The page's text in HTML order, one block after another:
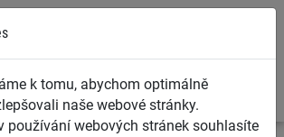
k tomu, abychom optimálně
naše webové stránky.
používání webových stránek souhlasíte